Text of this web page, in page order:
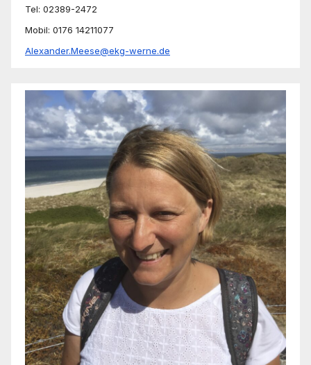
Tel: 02389-2472
Mobil: 0176 14211077
Alexander.Meese@ekg-werne.de